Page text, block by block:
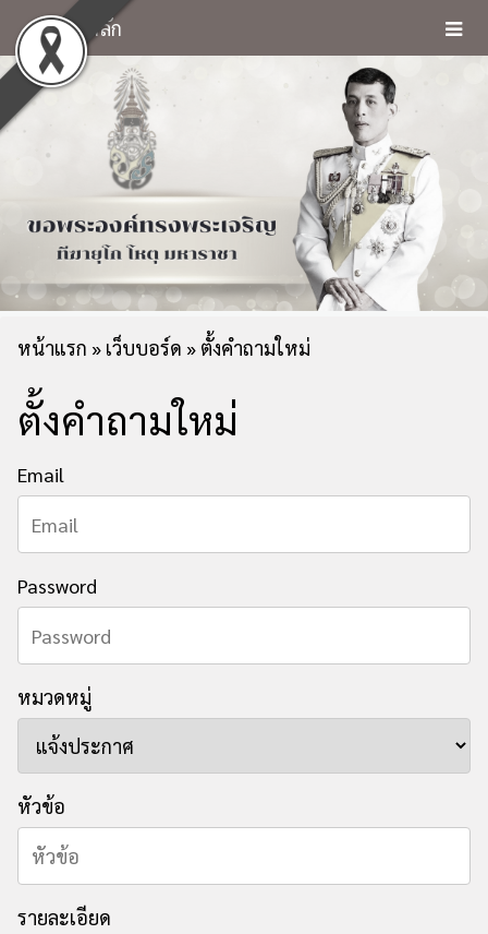
หน้าหลัก
หน้าแรก » เว็บบอร์ด » ตั้งคำถามใหม่
ตั้งคำถามใหม่
Email
Password
หมวดหมู่
หัวข้อ
รายละเอียด